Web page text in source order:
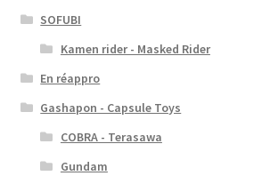
SOFUBI
Kamen rider - Masked Rider
En réappro
Gashapon - Capsule Toys
COBRA - Terasawa
Gundam